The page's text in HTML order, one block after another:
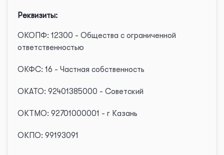
Реквизиты:
ОКОПФ: 12300 - Общества с ограниченной
ответственностью
ОКФС: 16 - Частная собственность
ОКАТО: 92401385000 - Советский
ОКТМО: 92701000001 - г Казань
ОКПО: 99193091